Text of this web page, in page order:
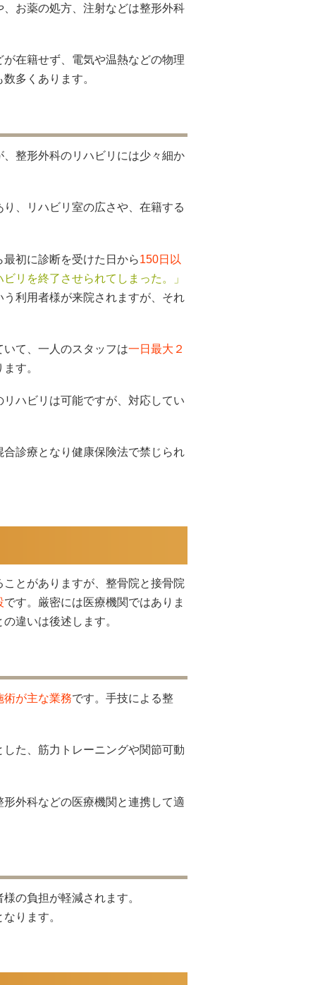
お薬の処方、注射などは整形外科
在籍せず、電気や温熱などの物理
多くあります。
整形外科のリハビリには少々細か
、リハビリ室の広さや、在籍する
初に診断を受けた日から150日以
ビリを終了させられてしまった。」
う利用者様が来院されますが、それ
いて、一人のスタッフは一日最大２
す。
ハビリは可能ですが、対応してい
診療となり健康保険法で禁じられ
ことがありますが、整骨院と接骨院
です。厳密には医療機関ではありま
違いは後述します。
術が主な業務です。手技による整
た、筋力トレーニングや関節可動
外科などの医療機関と連携して適
の負担が軽減されます。
なります。